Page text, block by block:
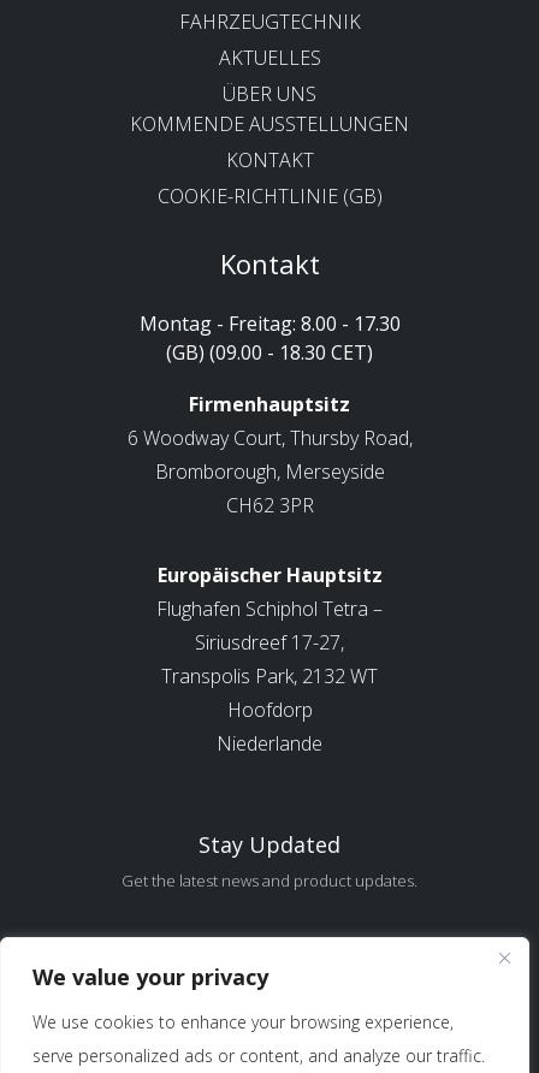
We value your privacy
We use cookies to enhance your browsing experience,
serve personalized ads or content, and analyze our traffic.
FAHRZEUGTECHNIK
AKTUELLES
ÜBER UNS
KOMMENDE AUSSTELLUNGEN
KONTAKT
COOKIE-RICHTLINIE (GB)
Kontakt
Montag - Freitag: 8.00 - 17.30
(GB) (09.00 - 18.30 CET)
Firmenhauptsitz
6 Woodway Court, Thursby Road,
Bromborough, Merseyside
CH62 3PR
Europäischer Hauptsitz
Flughafen Schiphol Tetra –
Siriusdreef 17-27,
Transpolis Park, 2132 WT
Hoofdorp
Niederlande
Stay Updated
Get the latest news and product updates.